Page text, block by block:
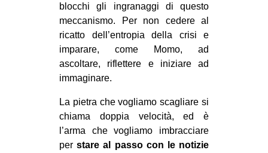
MANIFESTI
MUSICA
RECENSIONI
INTERNAZIONALE
AFRICA
AMERICHE
ESTREMO ORIENTE
blocchi gli ingranaggi di questo
meccanismo. Per non cedere al
ricatto dell’entropia della crisi e
imparare, come Momo, ad
ascoltare, riflettere e iniziare ad
immaginare.
La pietra che vogliamo scagliare si
chiama doppia velocità, ed è
l’arma che vogliamo imbracciare
perstare al passo con le notizie